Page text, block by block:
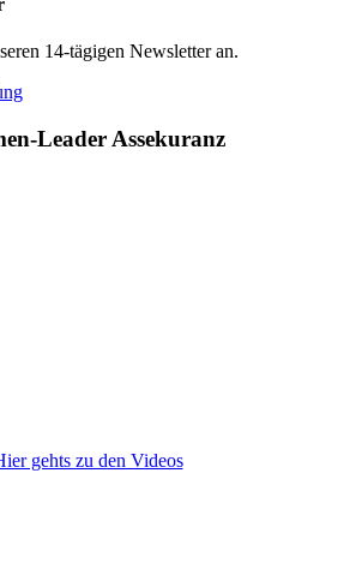
14-tägigen Newsletter an.
Leader Assekuranz
gehts zu den Videos